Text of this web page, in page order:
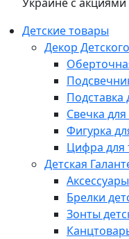
Детские товары
Декор
Подставка
Свечка для
Фигурка
Цифра для
Детская
Брелки
Зонты